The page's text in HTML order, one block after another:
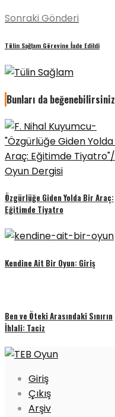
Sonraki Gönderi
Tülin Sağlam Görevine İade Edildi
Bunları da beğenebilirsiniz
Özgürlüğe Giden Yolda Bir Araç:
Eğitimde Tiyatro
Kendine Ait Bir Oyun: Giriş
Ben ve Öteki Arasındaki Sınırın
İhlali: Taciz
Giriş
Çıkış
Arşiv